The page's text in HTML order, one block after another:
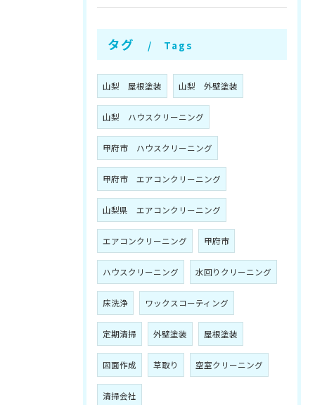
タグ Tags
山梨 屋根塗装 山梨 外壁塗装
山梨 ハウスクリーニング
甲府市 ハウスクリーニング
甲府市 エアコンクリーニング
山梨県 エアコンクリーニング
エアコンクリーニング 甲府市
ハウスクリーニング 水回りクリーニング
床洗浄 ワックスコーティング
定期清掃 外壁塗装 屋根塗装
図面作成 草取り 空室クリーニング
清掃会社